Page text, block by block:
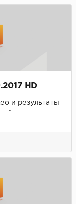
HD
и результаты